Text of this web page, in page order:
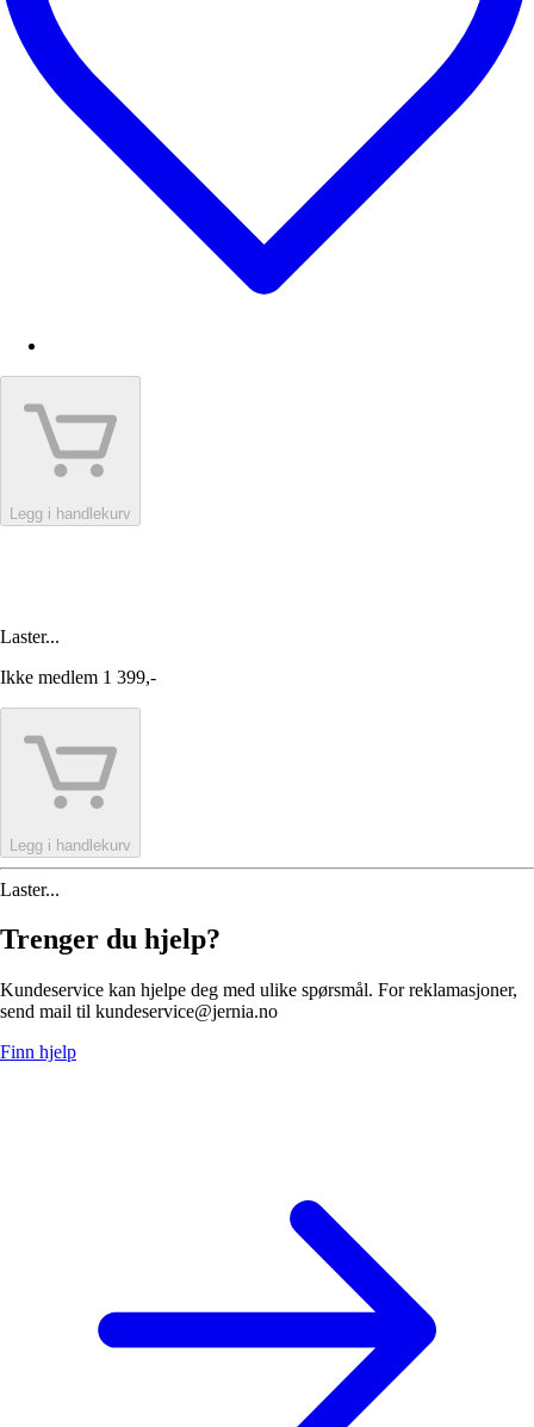
Legg i handlekurv
Laster...
Ikke medlem 1 399,-
Legg i handlekurv
Laster...
Trenger du hjelp?
Kundeservice kan hjelpe deg med ulike spørsmål. For reklamasjoner,
send mail til kundeservice@jernia.no
Finn hjelp